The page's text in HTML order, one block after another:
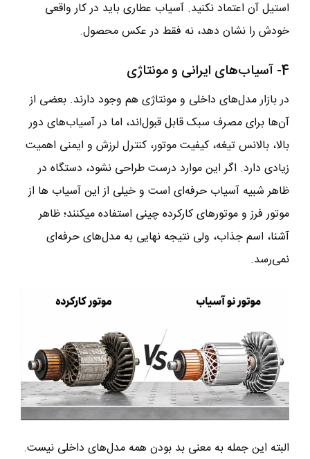
استیل آن اعتماد نکنید. آسیاب عطاری باید در کار واقعی
خودش را نشان دهد، نه فقط در عکس محصول.
4- آسیاب‌های ایرانی و مونتاژی
در بازار مدل‌های داخلی و مونتاژی هم وجود دارند. بعضی از
آن‌ها برای مصرف سبک قابل قبول‌اند، اما در آسیاب‌های دور
بالا، بالانس تیغه، کیفیت موتور، کنترل لرزش و ایمنی اهمیت
زیادی دارد. اگر این موارد درست طراحی نشود، دستگاه در
ظاهر شبیه آسیاب حرفه‌ای است و خیلی از این آسیاب ها از
موتور فرز و موتورهای کارکرده چینی استفاده میکنند؛ ظاهر
آشنا، اسم جذاب، ولی نتیجه نهایی به مدل‌های حرفه‌ای
نمی‌رسد.
البته این جمله به معنی بد بودن همه مدل‌های داخلی نیست.